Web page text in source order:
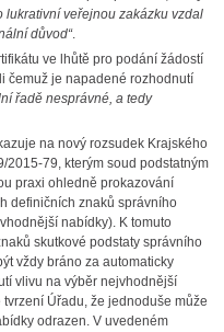
lukrativní veřejnou zakázku vzdal
důvod“.
ve lhůtě pro podání žádostí
čemuž je napadené rozhodnutí
řadě nesprávné, a tedy
na nový rozsudek Krajského
2015-79, kterým soud podstatným
praxi ohledně prokazování
definičních znaků správního
nabídky). K tomuto
skutkové podstaty správního
vždy bráno za automaticky
vlivu na výběr nejvhodnější
Úřadu, že jednoduše může
odrazen. V uvedeném